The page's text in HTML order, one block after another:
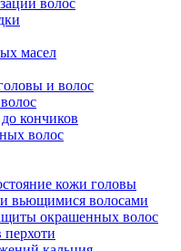
волос
масел
и волос
кончиков
волос
кожи головы
вьющимися волосами
окрашенных волос